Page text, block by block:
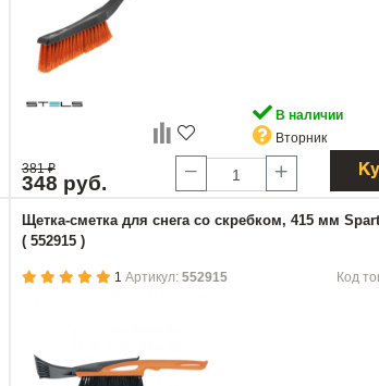
В наличии
Вторник
381₽
348 руб.
Щетка-сметка для снега со скребком, 415 мм
( 552915 )
1 Артикул: 552915 Код